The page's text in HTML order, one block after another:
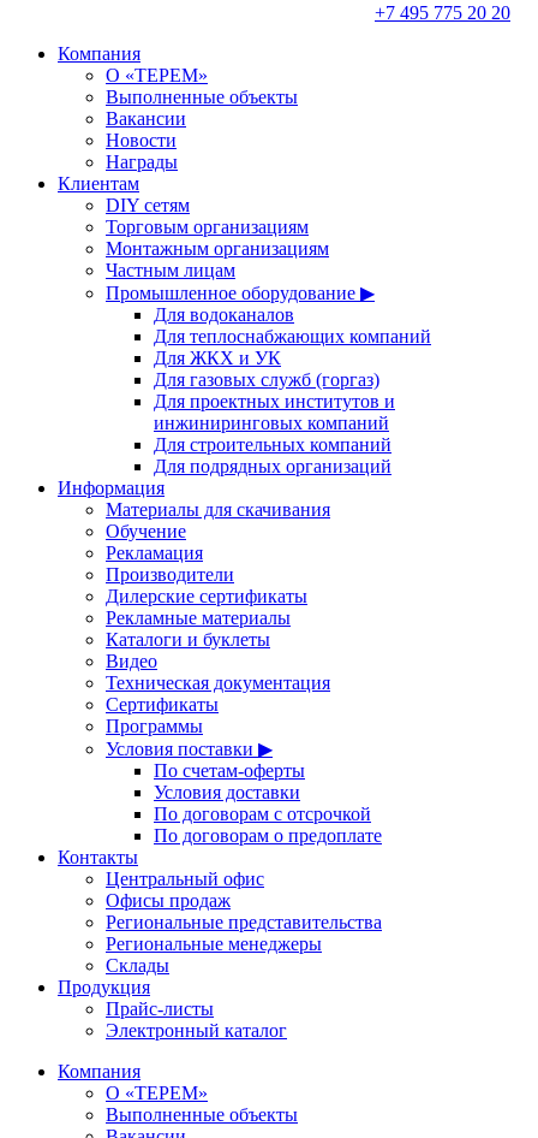
+7 495 775 20 20
Компания
О «ТЕРЕМ»
Выполненные объекты
Вакансии
Новости
Награды
Клиентам
DIY сетям
Торговым организациям
Монтажным организациям
Частным лицам
Промышленное оборудование ▶
Для водоканалов
Для теплоснабжающих компаний
Для ЖКХ и УК
Для газовых служб (горгаз)
Для проектных институтов и
инжиниринговых компаний
Для строительных компаний
Для подрядных организаций
Информация
Материалы для скачивания
Обучение
Рекламация
Производители
Дилерские сертификаты
Рекламные материалы
Каталоги и буклеты
Видео
Техническая документация
Сертификаты
Программы
Условия поставки ▶
По счетам-оферты
Условия доставки
По договорам с отсрочкой
По договорам о предоплате
Контакты
Центральный офис
Офисы продаж
Региональные представительства
Региональные менеджеры
Склады
Продукция
Прайс-листы
Электронный каталог
Компания
О «ТЕРЕМ»
Выполненные объекты